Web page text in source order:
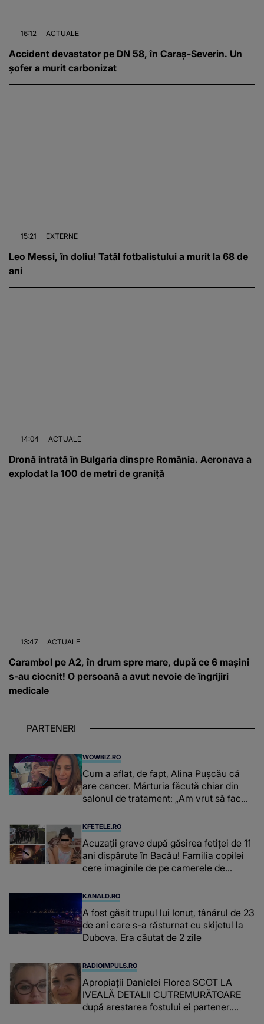
16:12 ACTUALE
Accident devastator pe DN 58, în Caraș-Severin. Un
șofer a murit carbonizat
15:21 EXTERNE
Leo Messi, în doliu! Tatăl fotbalistului a murit la 68 de
ani
14:04 ACTUALE
Dronă intrată în Bulgaria dinspre România. Aeronava a
explodat la 100 de metri de graniță
13:47 ACTUALE
Carambol pe A2, în drum spre mare, după ce 6 mașini
s-au ciocnit! O persoană a avut nevoie de îngrijiri
medicale
PARTENERI
WOWBIZ.RO
Cum a aflat, de fapt, Alina Pușcău că
are cancer. Mărturia făcută chiar din
salonul de tratament: „Am vrut să fac
înțepe sânul”
KFETELE.RO
Acuzații grave după găsirea fetiței de 11
ani dispărute în Bacău! Familia copilei
cere imaginile de pe camerele de
mea...”
KANALD.RO
A fost găsit trupul lui Ionuț, tânărul de 23
de ani care s-a răsturnat cu skijetul la
Dubova. Era căutat de 2 zile
RADIOIMPULS.RO
Apropiații Danielei Florea SCOT LA
IVEALĂ DETALII CUTREMURĂTOARE
după arestarea fostului ei partener.